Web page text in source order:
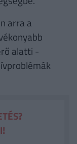
arra a
alatti -